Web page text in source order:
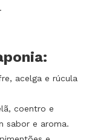
acelga e rúcula
coentro e
sabor e aroma.